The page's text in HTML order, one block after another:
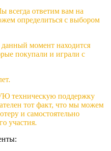
всегда ответим вам на
определиться с выбором
момент находится
покупали и играли с
поддержку
тот факт, что мы можем
и самостоятельно
участия.